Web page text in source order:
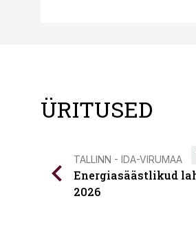
ÜRITUSED
TALLINN - IDA-VIRUMAA
Energiasäästlikud
2026